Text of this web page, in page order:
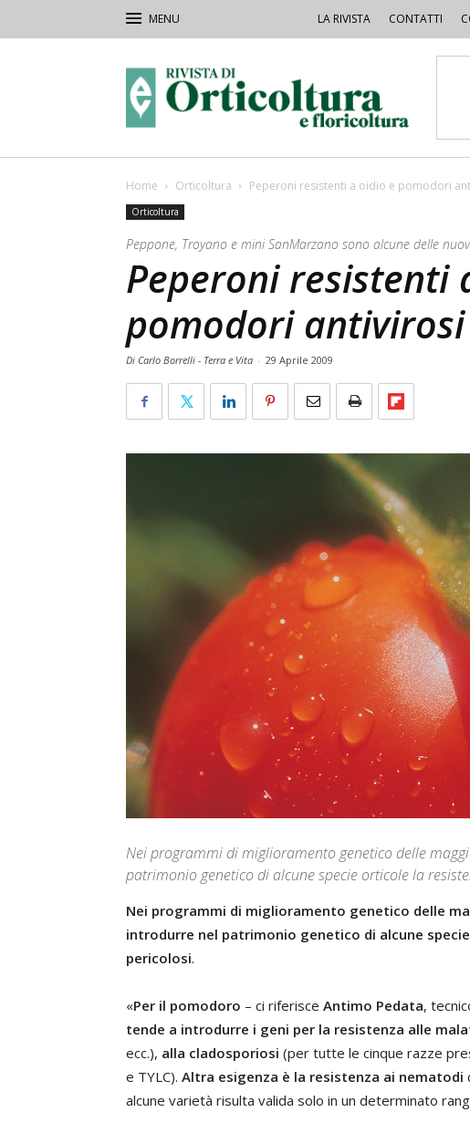
LA RIVISTA CONTATTI
Orticoltura
Home Orticoltura Peperoni resistenti a oidio e pomodori
Orticoltura
Peppone, Troyano e mini SanMarzano sono alcune delle
Peperoni resistenti
pomodori antivirosi
Di Carlo Borrelli - Terra e Vita - 29 Aprile 2009
Nei programmi di miglioramento genetico delle
patrimonio genetico di alcune specie orticole la
Nei programmi di miglioramento genetico delle
introdurre nel patrimonio genetico di alcune
pericolosi.
«Per il pomodoro – ci riferisce Antimo Pedata,
tende a introdurre i geni per la resistenza alle
ecc.), alla cladosporiosi (per tutte le cinque razze
e TYLC). Altra esigenza è la resistenza ai nematodi
alcune varietà risulta valida solo in un determinato